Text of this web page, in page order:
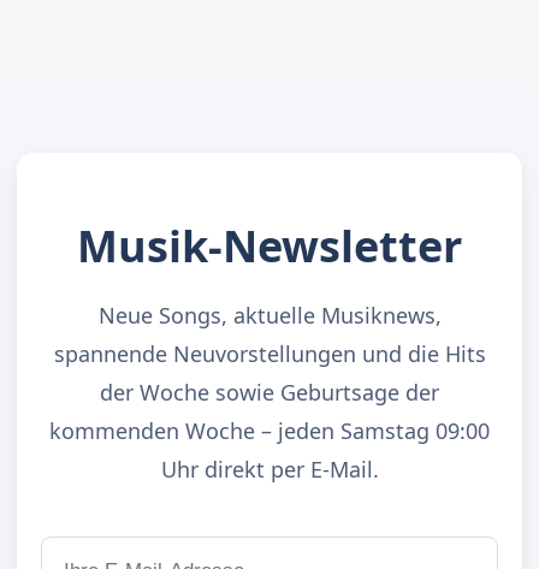
Musik-Newsletter
Neue Songs, aktuelle Musiknews,
spannende Neuvorstellungen und die Hits
der Woche sowie Geburtsage der
kommenden Woche – jeden Samstag 09:00
Uhr direkt per E-Mail.